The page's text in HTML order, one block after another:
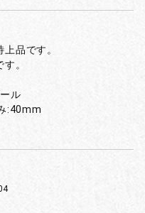
品です。
。
ル
:40mm